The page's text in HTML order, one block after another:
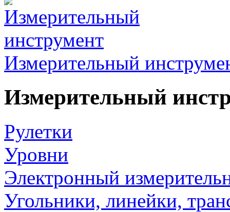
Измерительный
Измерительный
Рулетки
Уровни
Электронный
Угольники, линейки,